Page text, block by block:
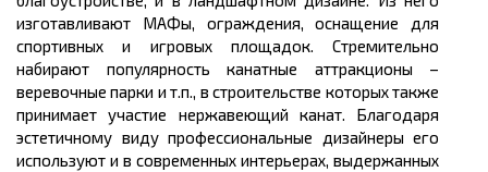
изготавливают МАФы, ограждения, оснащение для
спортивных и игровых площадок. Стремительно
набирают популярность канатные аттракционы –
веревочные парки и т.п., в строительстве которых также
принимает участие нержавеющий канат. Благодаря
эстетичному виду профессиональные дизайнеры его
используют и в современных интерьерах, выдержанных